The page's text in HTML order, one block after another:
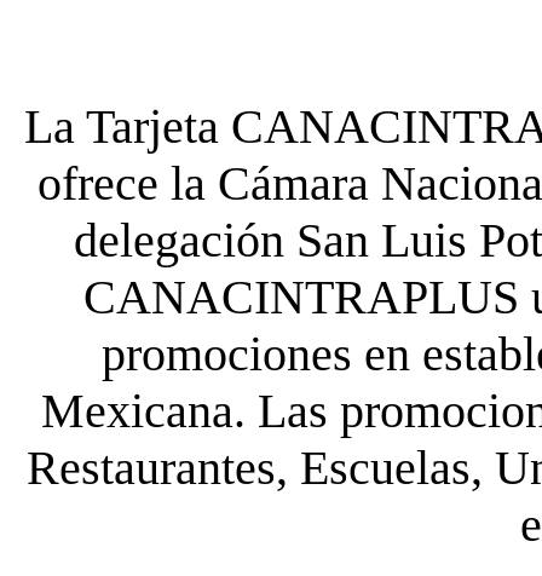
La Tarjeta
ofrece la Cámara
delegación San Luis
CANACINTRAPLUS
promociones en
Mexicana. Las
Restaurantes, Escuelas,